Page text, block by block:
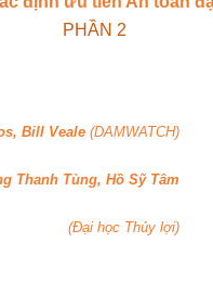
PHẦN 2
Bill Veale (DAMWATCH)
Thanh Tùng, Hồ Sỹ Tâm
(Đại học Thủy lợi)